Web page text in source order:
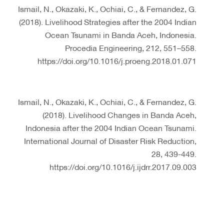
Ismail, N., Okazaki, K., Ochiai, C., & Fernandez, G.
(2018). Livelihood Strategies after the 2004 Indian
Ocean Tsunami in Banda Aceh, Indonesia.
Procedia Engineering, 212, 551–558.
https://doi.org/10.1016/j.proeng.2018.01.071
Ismail, N., Okazaki, K., Ochiai, C., & Fernandez, G.
(2018). Livelihood Changes in Banda Aceh,
Indonesia after the 2004 Indian Ocean Tsunami.
International Journal of Disaster Risk Reduction,
28, 439-449.
https://doi.org/10.1016/j.ijdrr.2017.09.003